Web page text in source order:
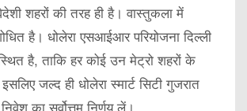
शहरों की तरह ही है। वास्तुकला में
है। धोलेरा एसआईआर परियोजना दिल्ली
है, ताकि हर कोई उन मेट्रो शहरों के
जल्द ही धोलेरा स्मार्ट सिटी गुजरात
का सर्वोत्तम निर्णय लें।